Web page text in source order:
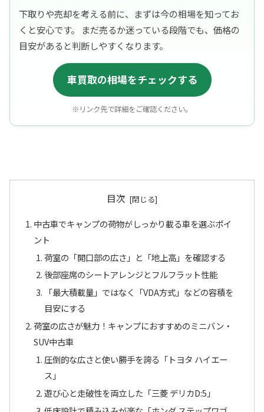
下取りや売却を考える前に、まずは今の相場を知ってお
くと安心です。 まだ売るか迷っている段階でも、価格の
目安があると判断しやすくなります。
車買取の相場をチェックする
※リンク先で詳細をご確認ください。
目次
中古車でキャンプの荷物がしっかり載る車を選ぶポイ
ント
荷室の「開口部の広さ」と「地上高」を確認する
後部座席のシートアレンジとフルフラット性能
「最大積載量」ではなく「VDA方式」などの容積を
目安にする
荷室の広さが魅力！キャンプにおすすめのミニバン・
SUV中古車
圧倒的な広さと使い勝手を誇る「トヨタ ハイエー
ス」
遊び心と走破性を両立した「三菱 デリカD:5」